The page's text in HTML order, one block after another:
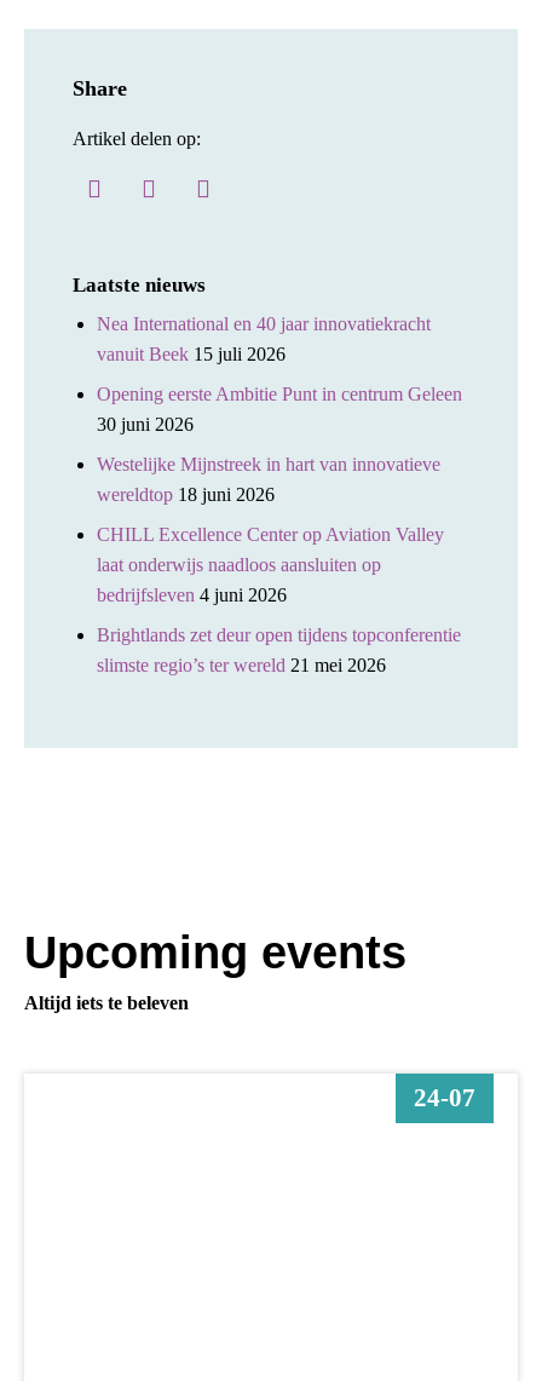
Share
Artikel delen op:
Laatste nieuws
Nea International en 40 jaar innovatiekracht
vanuit Beek 15 juli 2026
Opening eerste Ambitie Punt in centrum Geleen
30 juni 2026
Westelijke Mijnstreek in hart van innovatieve
wereldtop 18 juni 2026
CHILL Excellence Center op Aviation Valley
laat onderwijs naadloos aansluiten op
bedrijfsleven 4 juni 2026
Brightlands zet deur open tijdens topconferentie
slimste regio’s ter wereld 21 mei 2026
Upcoming events
Altijd iets te beleven
24-07